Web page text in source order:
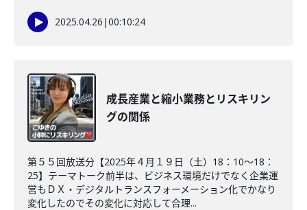
2025.04.26 |00:10:24
成長産業と縮小業務とリスキリン
グの関係
第５５回放送分【2025年４月１９日（土）18：10～18：
25】テーマトーク前半は、ビジネス環境だけでなく企業運
営もＤＸ・デジタルトランスフォーメーション化でかなり
変化したのでその変化に対応して合理...